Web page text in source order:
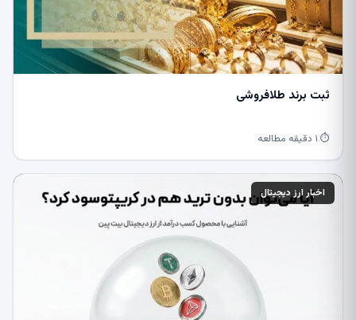
ثبت برند طلافروشی
⏱ ۱ دقیقه مطالعه
اخبار ارز دیجیتال